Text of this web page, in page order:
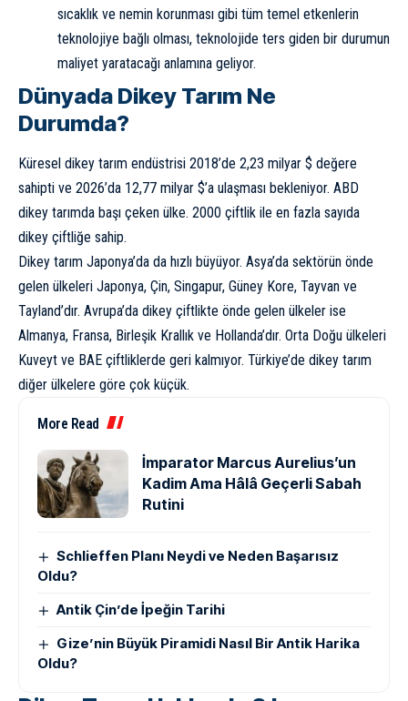
sıcaklık ve nemin korunması gibi tüm temel etkenlerin
teknolojiye bağlı olması, teknolojide ters giden bir durumun
maliyet yaratacağı anlamına geliyor.
Dünyada Dikey Tarım Ne
Durumda?
Küresel dikey tarım endüstrisi 2018’de 2,23 milyar $ değere
sahipti ve 2026’da 12,77 milyar $’a ulaşması bekleniyor. ABD
dikey tarımda başı çeken ülke. 2000 çiftlik ile en fazla sayıda
dikey çiftliğe sahip.
Dikey tarım Japonya’da da hızlı büyüyor. Asya’da sektörün önde
gelen ülkeleri Japonya, Çin, Singapur, Güney Kore, Tayvan ve
Tayland’dır. Avrupa’da dikey çiftlikte önde gelen ülkeler ise
Almanya, Fransa, Birleşik Krallık ve Hollanda’dır. Orta Doğu ülkeleri
Kuveyt ve BAE çiftliklerde geri kalmıyor. Türkiye’de dikey tarım
diğer ülkelere göre çok küçük.
More Read
İmparator Marcus Aurelius’un
Kadim Ama Hâlâ Geçerli Sabah
Rutini
Schlieffen Planı Neydi ve Neden Başarısız
Oldu?
Antik Çin’de İpeğin Tarihi
Gize’nin Büyük Piramidi Nasıl Bir Antik Harika
Oldu?